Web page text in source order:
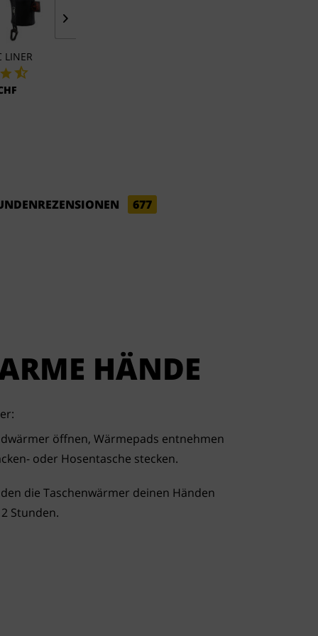
LINER
677
HÄNDE
öffnen, Wärmepads entnehmen
oder Hosentasche stecken.
die Taschenwärmer deinen Händen
Stunden.